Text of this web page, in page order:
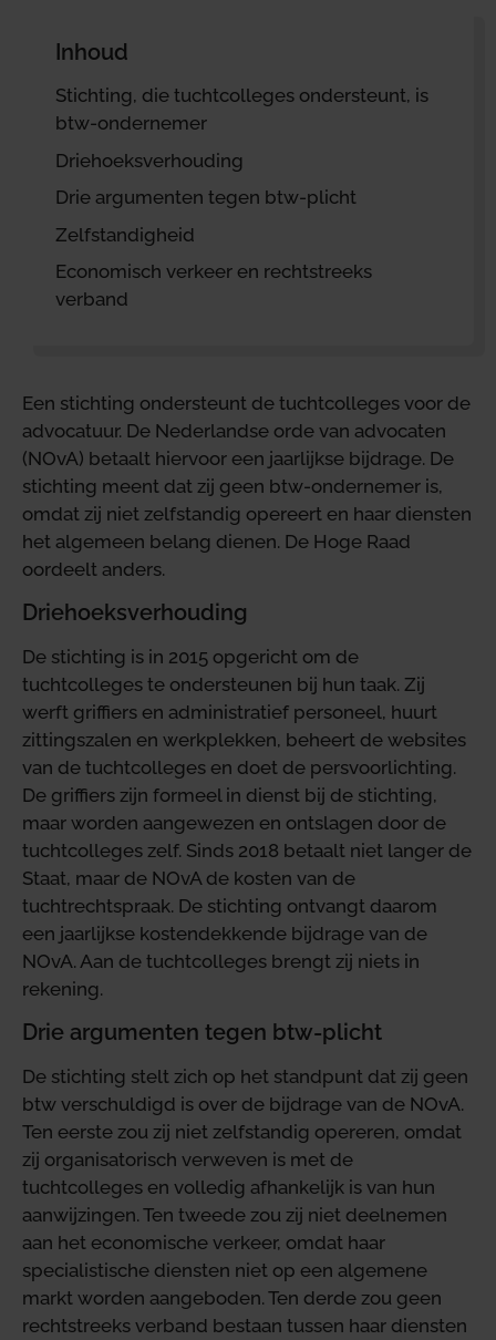
Inhoud
Stichting, die tuchtcolleges ondersteunt, is
btw-ondernemer
Driehoeksverhouding
Drie argumenten tegen btw-plicht
Zelfstandigheid
Economisch verkeer en rechtstreeks
verband
Een stichting ondersteunt de tuchtcolleges voor de
advocatuur. De Nederlandse orde van advocaten
(NOvA) betaalt hiervoor een jaarlijkse bijdrage. De
stichting meent dat zij geen btw-ondernemer is,
omdat zij niet zelfstandig opereert en haar diensten
het algemeen belang dienen. De Hoge Raad
oordeelt anders.
Driehoeksverhouding
De stichting is in 2015 opgericht om de
tuchtcolleges te ondersteunen bij hun taak. Zij
werft griffiers en administratief personeel, huurt
zittingszalen en werkplekken, beheert de websites
van de tuchtcolleges en doet de persvoorlichting.
De griffiers zijn formeel in dienst bij de stichting,
maar worden aangewezen en ontslagen door de
tuchtcolleges zelf. Sinds 2018 betaalt niet langer de
Staat, maar de NOvA de kosten van de
tuchtrechtspraak. De stichting ontvangt daarom
een jaarlijkse kostendekkende bijdrage van de
NOvA. Aan de tuchtcolleges brengt zij niets in
rekening.
Drie argumenten tegen btw-plicht
De stichting stelt zich op het standpunt dat zij geen
btw verschuldigd is over de bijdrage van de NOvA.
Ten eerste zou zij niet zelfstandig opereren, omdat
zij organisatorisch verweven is met de
tuchtcolleges en volledig afhankelijk is van hun
aanwijzingen. Ten tweede zou zij niet deelnemen
aan het economische verkeer, omdat haar
specialistische diensten niet op een algemene
markt worden aangeboden. Ten derde zou geen
rechtstreeks verband bestaan tussen haar diensten